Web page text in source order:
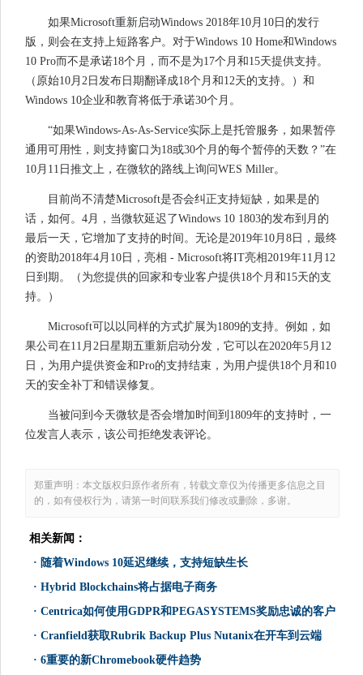
如果Microsoft重新启动Windows 2018年10月10日的发行
版，则会在支持上短路客户。对于Windows 10 Home和Windows
10 Pro而不是承诺18个月，而不是为17个月和15天提供支持。
（原始10月2日发布日期翻译成18个月和12天的支持。）和
Windows 10企业和教育将低于承诺30个月。
“如果Windows-As-As-Service实际上是托管服务，如果暂停
通用可用性，则支持窗口为18或30个月的每个暂停的天数？”在
10月11日推文上，在微软的路线上询问WES Miller。
目前尚不清楚Microsoft是否会纠正支持短缺，如果是的
话，如何。4月，当微软延迟了Windows 10 1803的发布到月的
最后一天，它增加了支持的时间。无论是2019年10月8日，最终
的资助2018年4月10日，亮相 - Microsoft将IT亮相2019年11月12
日到期。（为您提供的回家和专业客户提供18个月和15天的支
持。）
Microsoft可以以同样的方式扩展为1809的支持。例如，如
果公司在11月2日星期五重新启动分发，它可以在2020年5月12
日，为用户提供资金和Pro的支持结束，为用户提供18个月和10
天的安全补丁和错误修复。
当被问到今天微软是否会增加时间到1809年的支持时，一
位发言人表示，该公司拒绝发表评论。
郑重声明：本文版权归原作者所有，转载文章仅为传播更多信息之目
的，如有侵权行为，请第一时间联系我们修改或删除，多谢。
相关新闻：
· 随着Windows 10延迟继续，支持短缺生长
· Hybrid Blockchains将占据电子商务
· Centrica如何使用GDPR和PEGASYSTEMS奖励忠诚的客户
· Cranfield获取Rubrik Backup Plus Nutanix在开车到云端
· 6重要的新Chromebook硬件趋势